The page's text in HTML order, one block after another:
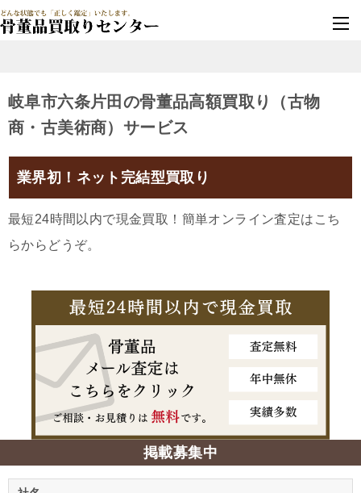
岐阜市六条片田の骨董品高額買取り（古物
商・古美術商）サービス
業界初！ネット完結型買取り
最短24時間以内で現金買取！簡単オンライン査定はこち
らからどうぞ。
掲載募集中